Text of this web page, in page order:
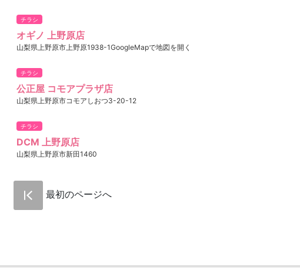
チラシ
オギノ 上野原店
山梨県上野原市上野原1938-1GoogleMapで地図を開く
チラシ
公正屋 コモアプラザ店
山梨県上野原市コモアしおつ3-20-12
チラシ
DCM 上野原店
山梨県上野原市新田1460
最初のページへ